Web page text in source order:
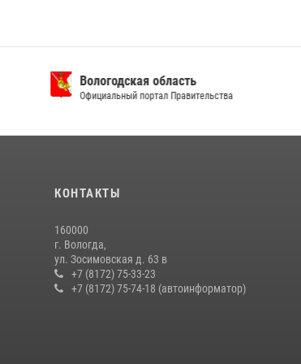
Вологодская область
Официальный портал Правительства
КОНТАКТЫ
160000
г. Вологда,
ул. Зосимовская д. 63 в
+7 (8172) 75-33-23
+7 (8172) 75-74-18 (автоинформатор)